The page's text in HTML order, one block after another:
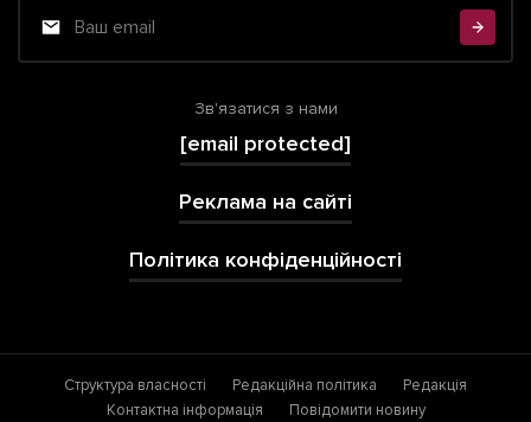
Зв'язатися з нами
[email protected]
Реклама на сайті
Політика конфіденційності
Структура власності Редакційна політика
Редакція
Контактна інформація
Повідомити новину